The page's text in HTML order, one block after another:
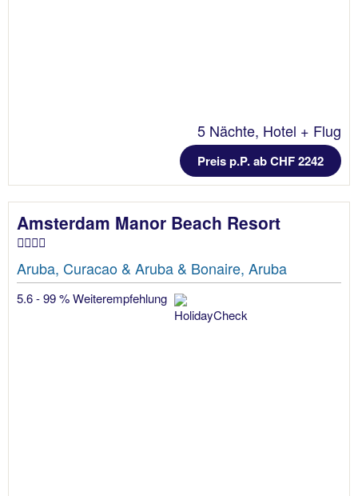
5 Nächte, Hotel + Flug
Preis p.P. ab CHF 2242
Amsterdam Manor Beach Resort
Aruba, Curacao & Aruba & Bonaire, Aruba
5.6 - 99 % Weiterempfehlung